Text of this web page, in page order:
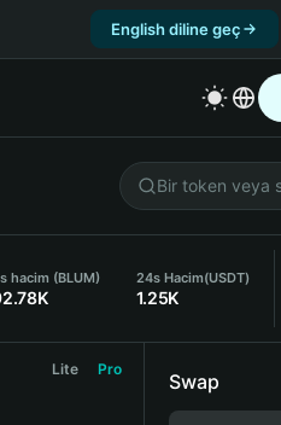
English diline geç
hacim (BLUM) 24s Hacim(USDT)
1.25K
Lite Pro
Swap